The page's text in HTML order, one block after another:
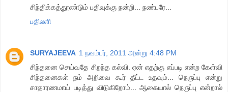
சிந்திக்கத்தூண்டும் பதிவுக்கு நன்றி... நண்பரே...
பதிலளி
SURYAJEEVA 1 நவம்பர், 2011 அன்று 4:48 PM
சிந்தனை செய்வதே சிறந்த கல்வி. ஏன் எதற்கு எப்படி என்ற கேள்வி
சிந்தனைகள் நம் அறிவை கூர் தீட்ட உதவும்... நெருப்பு என்று
சாதாரணமாய் படித்து விடுகிறோம்... ஆகையால் நெருப்பு என்றால்